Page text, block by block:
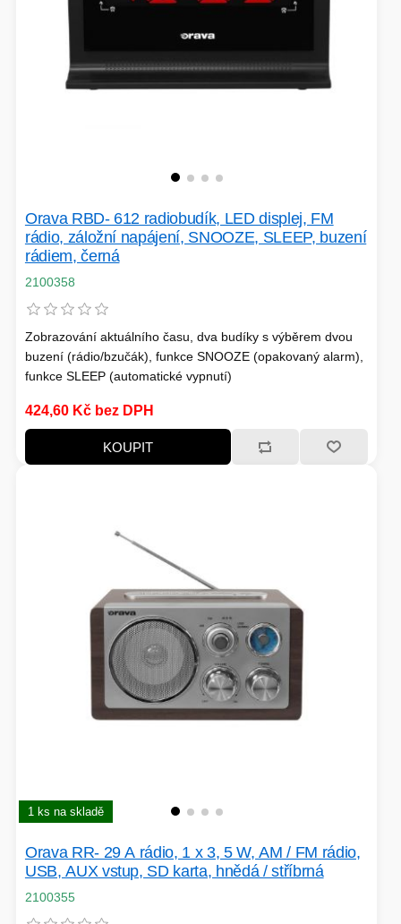
Orava RBD- 612 radiobudík, LED displej, FM
rádio, záložní napájení, SNOOZE, SLEEP, buzení
rádiem, černá
2100358
Zobrazování aktuálního času, dva budíky s výběrem dvou
buzení (rádio/bzučák), funkce SNOOZE (opakovaný alarm),
funkce SLEEP (automatické vypnutí)
424,60 Kč bez DPH
KOUPIT
1 ks na skladě
Orava RR- 29 A rádio, 1 x 3, 5 W, AM / FM rádio,
USB, AUX vstup, SD karta, hnědá / stříbrná
2100355